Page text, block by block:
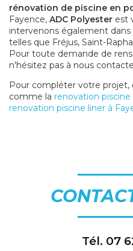
rénovation de piscine en
Fayence, ADC Polyester est
intervenons également
telles que Fréjus, Saint-
Pour toute demande de
n'hésitez pas à nous
Pour compléter votre projet,
comme la renovation
renovation piscine liner à
Tél. 07